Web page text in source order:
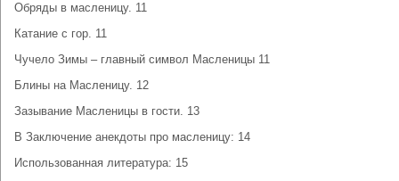
Обряды в масленицу. 11
Катание с гор. 11
Чучело Зимы – главный символ Масленицы 11
Блины на Масленицу. 12
Зазывание Масленицы в гости. 13
В Заключение анекдоты про масленицу: 14
Использованная литература: 15